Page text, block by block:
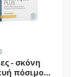
- σκόνη
πόσιμου